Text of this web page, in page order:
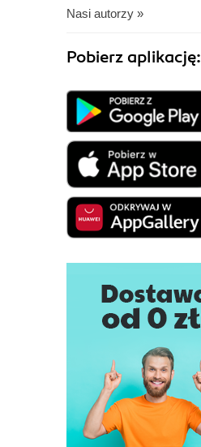
Nasi autorzy »
Pobierz aplikację: